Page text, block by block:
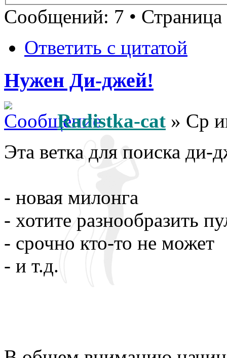
Сообщений: 7 • Страница
Ответить с цитатой
Нужен Ди-джей!
Radistka-cat » Ср
Эта ветка для поиска ди-
- новая милонга
- хотите разнообразить
- срочно кто-то не может
- и т.д.